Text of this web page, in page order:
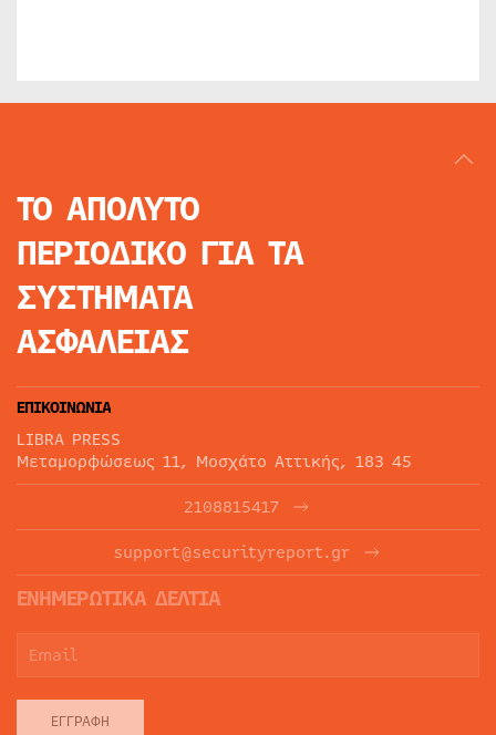
ΤΟ ΑΠΟΛΥΤΟ
ΠΕΡΙΟΔΙΚΟ ΓΙΑ ΤΑ
ΣΥΣΤΗΜΑΤΑ
ΑΣΦΑΛΕΙΑΣ
ΕΠΙΚΟΙΝΩΝΙΑ
LIBRA PRESS
Μεταμορφώσεως 11, Μοσχάτο Αττικής, 183 45
2108815417
support@securityreport.gr
ΕΝΗΜΕΡΩΤΙΚΑ ΔΕΛΤΙΑ
ΕΓΓΡΑΦΉ